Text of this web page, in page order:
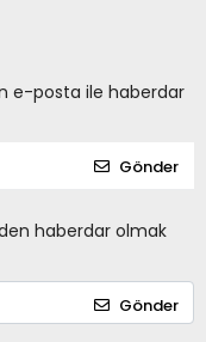
e-posta ile haberdar
Gönder
haberdar olmak
Gönder